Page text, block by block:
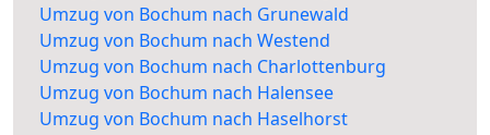
Umzug von Bochum nach Grunewald
Umzug von Bochum nach Westend
Umzug von Bochum nach Charlottenburg
Umzug von Bochum nach Halensee
Umzug von Bochum nach Haselhorst